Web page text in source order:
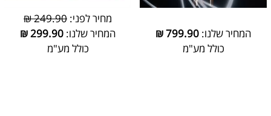
המחיר שלנו: 799.90
₪
כולל מע"מ
מחיר לפני: 249.90 ₪
המחיר שלנו: 299.90
₪
כולל מע"מ